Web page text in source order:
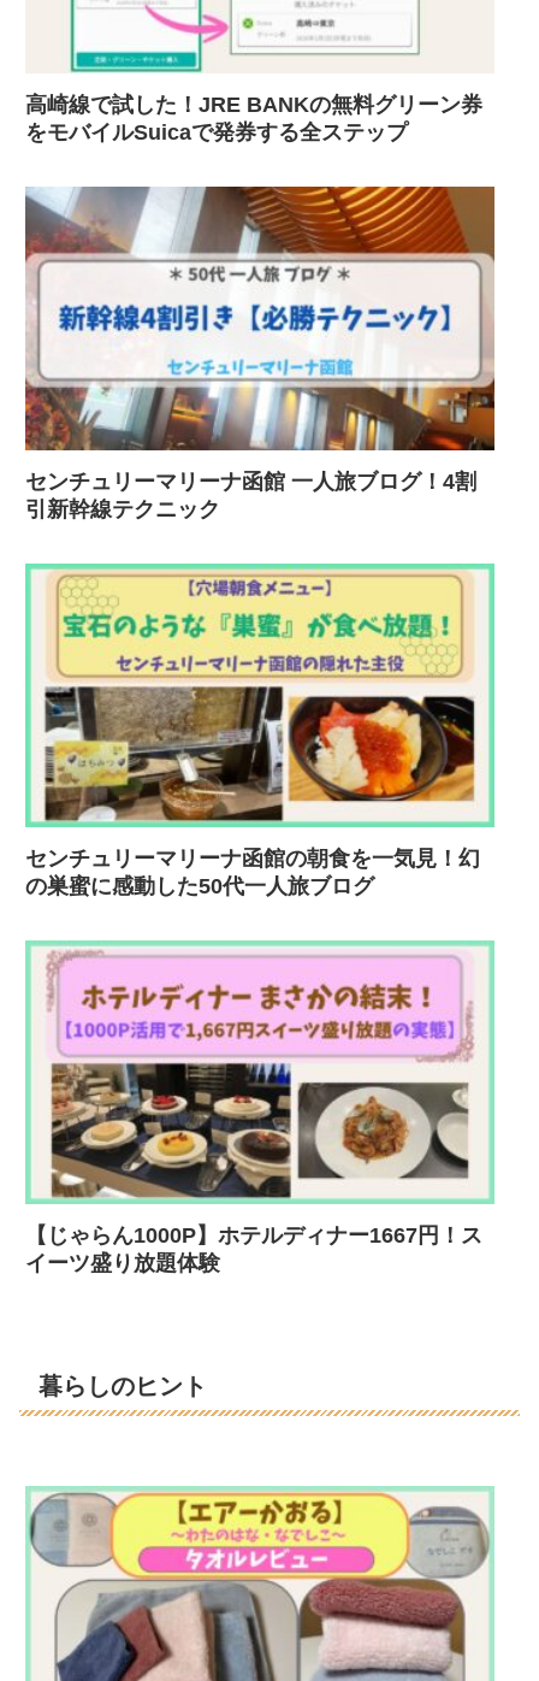
高崎線で試した！JRE BANKの無料グリーン券
をモバイルSuicaで発券する全ステップ
センチュリーマリーナ函館 一人旅ブログ！4割
引新幹線テクニック
センチュリーマリーナ函館の朝食を一気見！幻
の巣蜜に感動した50代一人旅ブログ
【じゃらん1000P】ホテルディナー1667円！ス
イーツ盛り放題体験
暮らしのヒント